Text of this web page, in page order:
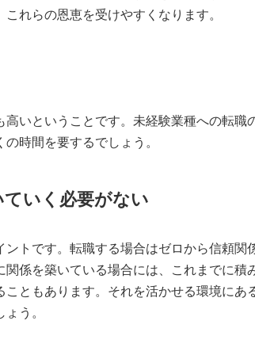
れらの恩恵を受けやすくなります。
いということです。未経験業種への転職
時間を要するでしょう。
いく必要がない
トです。転職する場合はゼロから信頼関
係を築いている場合には、これまでに積
こともあります。それを活かせる環境にあ
う。